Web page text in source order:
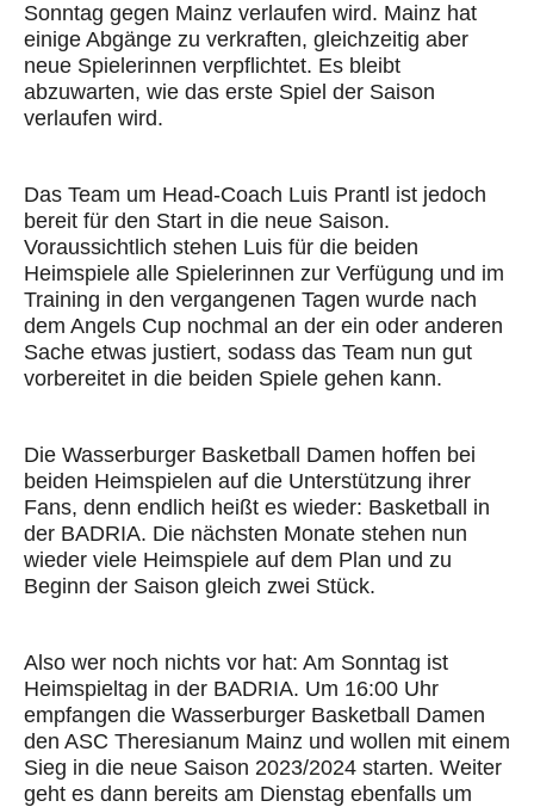
Sonntag gegen Mainz verlaufen wird. Mainz hat
einige Abgänge zu verkraften, gleichzeitig aber
neue Spielerinnen verpflichtet. Es bleibt
abzuwarten, wie das erste Spiel der Saison
verlaufen wird.
Das Team um Head-Coach Luis Prantl ist jedoch
bereit für den Start in die neue Saison.
Voraussichtlich stehen Luis für die beiden
Heimspiele alle Spielerinnen zur Verfügung und im
Training in den vergangenen Tagen wurde nach
dem Angels Cup nochmal an der ein oder anderen
Sache etwas justiert, sodass das Team nun gut
vorbereitet in die beiden Spiele gehen kann.
Die Wasserburger Basketball Damen hoffen bei
beiden Heimspielen auf die Unterstützung ihrer
Fans, denn endlich heißt es wieder: Basketball in
der BADRIA. Die nächsten Monate stehen nun
wieder viele Heimspiele auf dem Plan und zu
Beginn der Saison gleich zwei Stück.
Also wer noch nichts vor hat: Am Sonntag ist
Heimspieltag in der BADRIA. Um 16:00 Uhr
empfangen die Wasserburger Basketball Damen
den ASC Theresianum Mainz und wollen mit einem
Sieg in die neue Saison 2023/2024 starten. Weiter
geht es dann bereits am Dienstag ebenfalls um